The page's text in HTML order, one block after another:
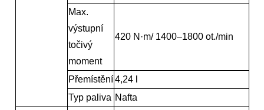
Max.
výstupní
točivý
moment
420 N·m/ 1400–1800 ot./min
Přemístění 4,24 l
Typ paliva Nafta